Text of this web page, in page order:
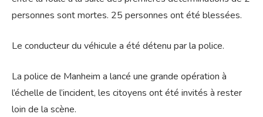
personnes sont mortes. 25 personnes ont été blessées.
Le conducteur du véhicule a été détenu par la police.
La police de Manheim a lancé une grande opération à
l’échelle de l’incident, les citoyens ont été invités à rester
loin de la scène.